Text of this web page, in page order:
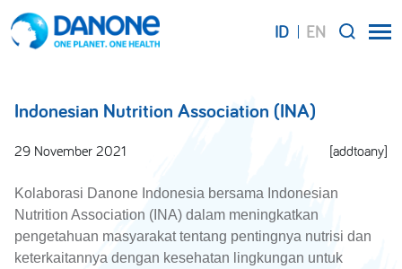
ID EN
Indonesian Nutrition Association (INA)
29 November 2021 [addtoany]
Kolaborasi Danone Indonesia bersama Indonesian
Nutrition Association (INA) dalam meningkatkan
pengetahuan masyarakat tentang pentingnya nutrisi dan
keterkaitannya dengan kesehatan lingkungan untuk